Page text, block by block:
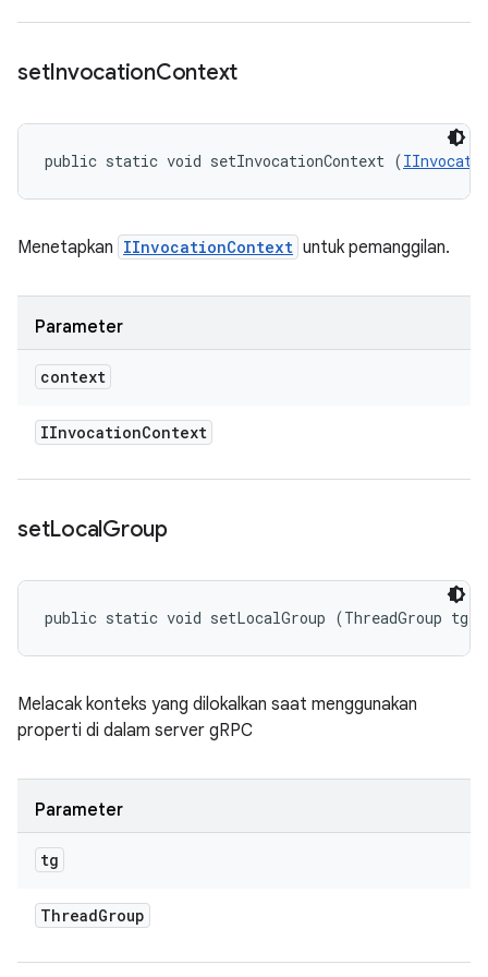
setInvocationContext
public static void setInvocationContext (
Menetapkan IInvocationContext untuk pemanggilan.
Parameter
context
IInvocationContext
setLocalGroup
public static void setLocalGroup (ThreadGroup tg)
Melacak konteks yang dilokalkan saat menggunakan
properti di dalam server gRPC
Parameter
tg
ThreadGroup